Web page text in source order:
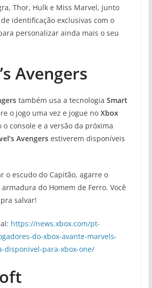
Thor, Hulk e Miss Marvel, junto
identificação exclusivas com o
personalizar ainda mais o seu
Avengers
também usa a tecnologia Smart
o jogo uma vez e jogue no Xbox
o console e a versão da próxima
Avengers estiverem disponíveis
o escudo do Capitão, agarre o
do Homem de Ferro. Você
salvar!
https://news.xbox.com/pt-
do-xbox-avante-marvels-
disponivel-para-xbox-one/